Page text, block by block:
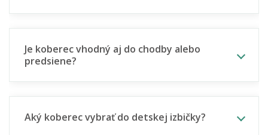
Je koberec vhodný aj do chodby alebo
predsiene?
Aký koberec vybrať do detskej izbičky?